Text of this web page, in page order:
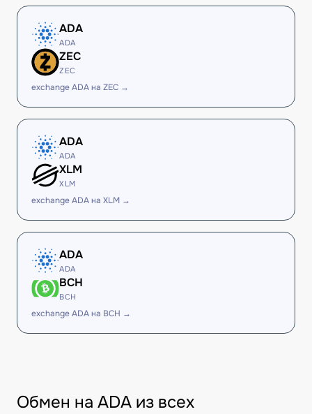
ADA
ADA
ZEC
ZEC
exchange ADA на ZEC →
ADA
ADA
XLM
XLM
exchange ADA на XLM →
ADA
ADA
BCH
BCH
exchange ADA на BCH →
Обмен на ADA из всех